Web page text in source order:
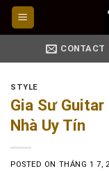
Skip
CONTACT
STYLE
Gia Sư Guitar
Nhà Uy Tín
POSTED ON THÁNG 1 7,